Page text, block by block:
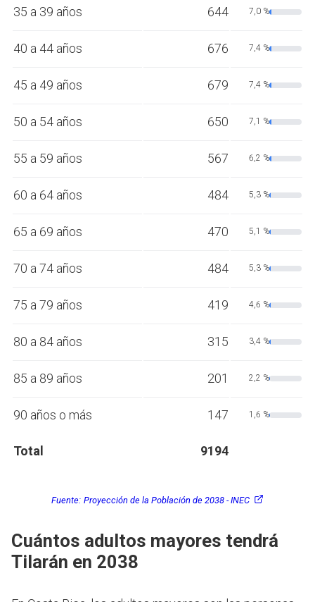
35 a 39 años 644 7,0 %
40 a 44 años 676 7,4 %
45 a 49 años 679 7,4 %
50 a 54 años 650 7,1 %
55 a 59 años 567 6,2 %
60 a 64 años 484 5,3 %
65 a 69 años 470 5,1 %
70 a 74 años 484 5,3 %
75 a 79 años 419 4,6 %
80 a 84 años 315 3,4 %
85 a 89 años 201 2,2 %
90 años o más 147 1,6 %
Total 9194
Fuente: Proyección de la Población de 2038 - INEC
Cuántos adultos mayores tendrá
Tilarán en 2038